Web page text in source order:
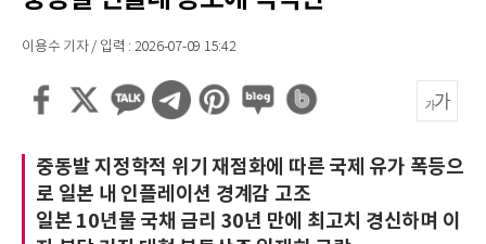
이용수 기자 / 입력 : 2026-07-09 15:42
중동발 지정학적 위기 재점화에 따른 국제 유가 폭등으
로 일본 내 인플레이션 경계감 고조
일본 10년물 국채 금리 30년 만에 최고치 경신하며 이